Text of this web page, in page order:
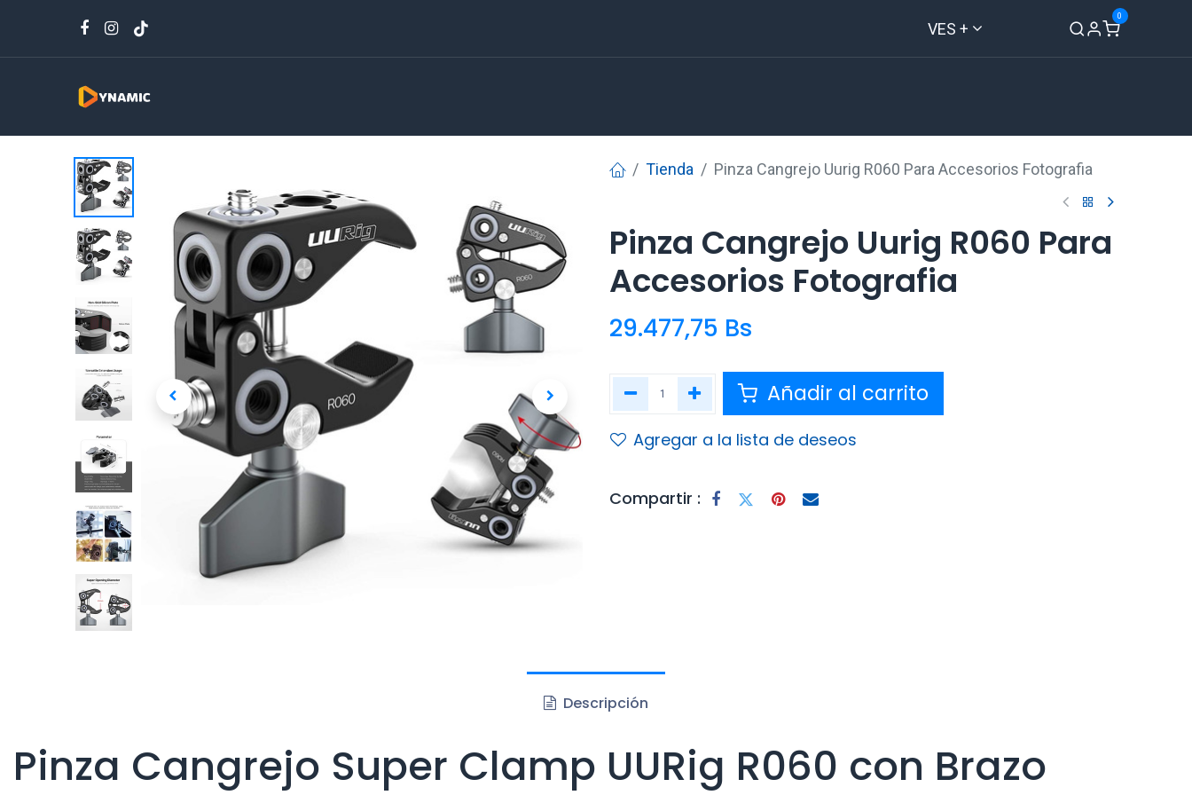
VES +
0
Tienda Pinza Cangrejo Uurig R060 Para Accesorios Fotografia
Pinza Cangrejo Uurig R060 Para
Accesorios Fotografia
29.477,75 Bs
Añadir al carrito
Agregar a la lista de deseos
Compartir :
Descripción
Pinza Cangrejo Super Clamp UURig R060 con Brazo